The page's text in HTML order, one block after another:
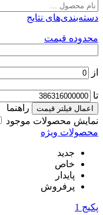
دسته‌بندی‌های نتایج
محدوده قیمت
از
تا
اعمال فیلتر قیمت
راهنما
نمایش محصولات موجود
محصولات ویژه
جدید
خاص
پایدار
پرفروش
پکیج 1